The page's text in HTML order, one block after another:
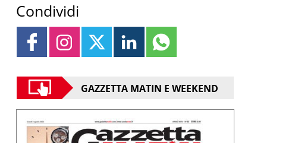
Condividi
GAZZETTA MATIN E WEEKEND